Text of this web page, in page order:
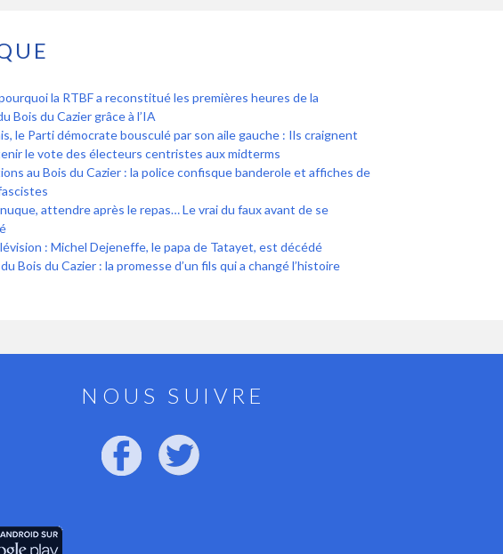
la RTBF a reconstitué les premières heures de la
Bois du Cazier grâce à l’IA
le Parti démocrate bousculé par son aile gauche : Ils craignent
le vote des électeurs centristes aux midterms
au Bois du Cazier : la police confisque banderole et affiches de
attendre après le repas… Le vrai du faux avant de se
: Michel Dejeneffe, le papa de Tatayet, est décédé
Bois du Cazier : la promesse d’un fils qui a changé l’histoire
NOUS SUIVRE